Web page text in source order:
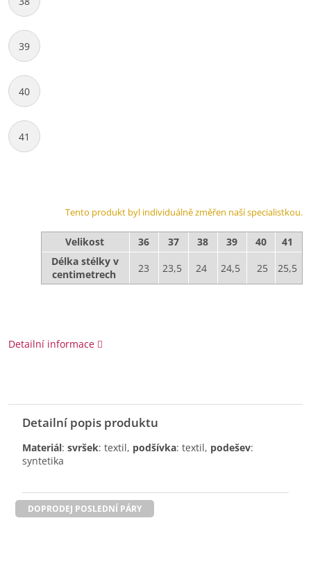
39
40
41
Tento produkt byl individuálně změřen naší specialistkou.
Velikost 36 37 38 39 40
41
Délka stélky v
centimetrech
23 23,5 24 24,5 25 25,5
Detailní informace
Detailní popis produktu
Materiál:svršek: textil, podšívka: textil, podešev:
syntetika
DOPRODEJ POSLEDNÍ PÁRY